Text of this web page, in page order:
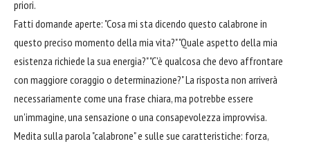
priori.
Fatti domande aperte: "Cosa mi sta dicendo questo calabrone in
questo preciso momento della mia vita?" "Quale aspetto della mia
esistenza richiede la sua energia?" "C'è qualcosa che devo affrontare
con maggiore coraggio o determinazione?" La risposta non arriverà
necessariamente come una frase chiara, ma potrebbe essere
un'immagine, una sensazione o una consapevolezza improvvisa.
Medita sulla parola "calabrone" e sulle sue caratteristiche: forza,